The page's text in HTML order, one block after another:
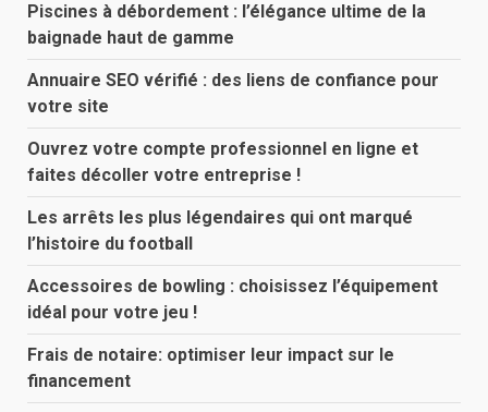
Piscines à débordement : l’élégance ultime de la
baignade haut de gamme
Annuaire SEO vérifié : des liens de confiance pour
votre site
Ouvrez votre compte professionnel en ligne et
faites décoller votre entreprise !
Les arrêts les plus légendaires qui ont marqué
l’histoire du football
Accessoires de bowling : choisissez l’équipement
idéal pour votre jeu !
Frais de notaire: optimiser leur impact sur le
financement